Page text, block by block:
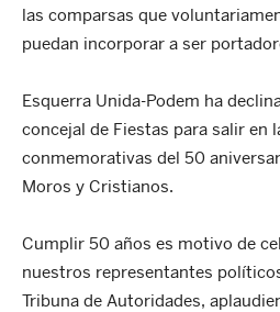
las comparsas que
puedan incorporar a ser
Esquerra Unida-Podem ha
concejal de Fiestas para salir en
conmemorativas del 50
Moros y Cristianos.
Cumplir 50 años es motivo de
nuestros representantes
Tribuna de Autoridades,